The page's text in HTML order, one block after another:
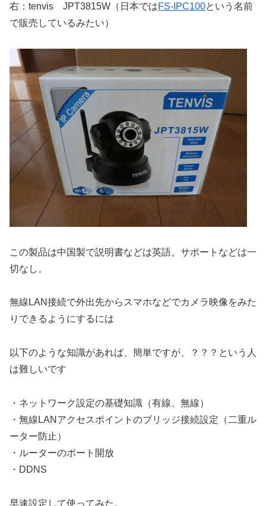
右：tenvis JPT3815W（日本ではFS-IPC100という名前
で販売しているみたい）
この製品は中国製で説明書などは英語。サポートなどは一
切なし。
無線LAN接続で外出先からスマホなどでカメラ映像をみた
りできるようにするには
以下のような知識があれば、簡単ですが、？？？という人
は難しいです
・ネットワーク設定の基礎知識（有線、無線）
・無線LANアクセスポイントのブリッジ接続設定（二重ル
ーター防止）
・ルーターのポート開放
・DDNS
早速設定して使ってみた。